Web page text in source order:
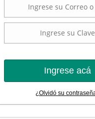
Ingrese acá
¿Olvidó su